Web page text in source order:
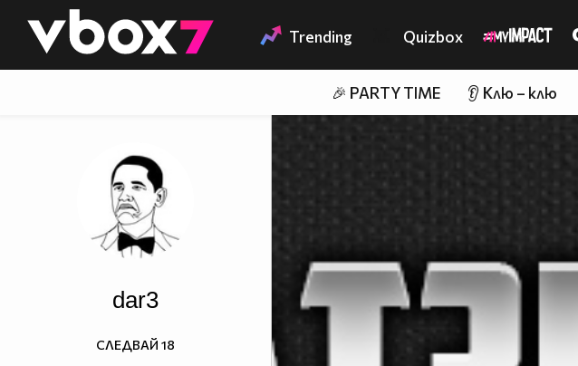
👾 Trending Quizbox
🎉 PARTY TIME 👂 Клю – клю
dar3
СЛЕДВАЙ 18